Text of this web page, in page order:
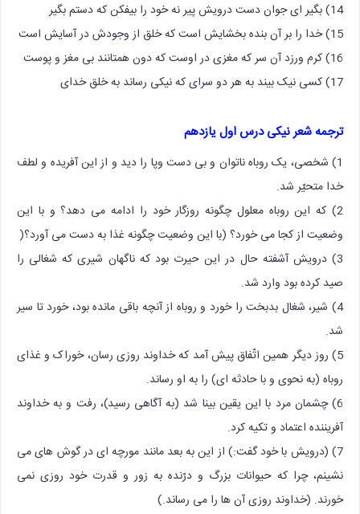
14) بگیر ای جوان دست درویش پیر نه خود را بیفکن که دستم بگیر
15) خدا را بر آن بنده بخشایش است که خلق از وجودش در آسایش است
16) کرم ورزد آن سر که مغزی در اوست که دون همتانند بی مغز و پوست
17) کسی نیک بیند به هر دو سرای که نیکی رساند به خلق خدای
ترجمه شعر نیکی درس اول یازدهم
1) شخصی، یک روباه ناتوان و بی دست وپا را دید و از این آفریده و لطف
خدا متحیّر شد.
2) که این روباه معلول چگونه روزگار خود را ادامه می دهد؟ و با این
وضعیت از کجا می خورد؟ (با این وضعیت چگونه غذا به دست می آورد؟(
3) درویش آشفته حال در این حیرت بود که ناگهان شیری که شغالی را
صید کرده بود وارد شد.
4) شیر، شغال بدبخت را خورد و روباه از آنچه باقی مانده بود، خورد تا سیر
شد.
5) روز دیگر همین اتّفاق پیش آمد که خداوند روزی رسان، خوراک و غذای
روباه (به نحوی و با حادثه ای) را به او رساند.
6) چشمان مرد با این یقین بینا شد (به آگاهی رسید)، رفت و به خداوند
آفریننده اعتماد و تکیه کرد.
7) (درویش با خود گفت:) از این به بعد مانند مورچه ای در گوش های می
نشینم، چرا که حیوانات بزرگ و درّنده به زور و قدرت خود روزی نمی
خورند. (خداوند روزی آن ها را می رساند.)